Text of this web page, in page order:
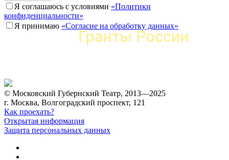
Я соглашаюсь с условиями «Политики
конфиденциальности»
Я принимаю «Согласие на обработку данных»
© Московский Губернский Театр, 2013—2025
г. Москва, Волгоградский проспект, 121
Как проехать?
Открытая информация
Защита персональных данных